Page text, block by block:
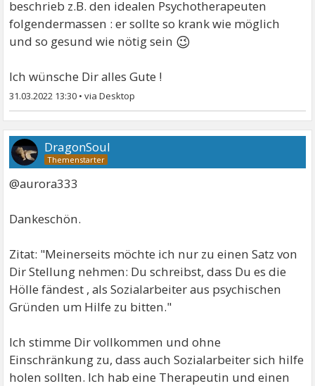
beschrieb z.B. den idealen Psychotherapeuten
folgendermassen : er sollte so krank wie möglich
und so gesund wie nötig sein 😉
Ich wünsche Dir alles Gute !
31.03.2022 13:30 •
DragonSoul
@aurora333
Dankeschön.
Zitat: "Meinerseits möchte ich nur zu einen Satz von
Dir Stellung nehmen: Du schreibst, dass Du es die
Hölle fändest , als Sozialarbeiter aus psychischen
Gründen um Hilfe zu bitten."
Ich stimme Dir vollkommen und ohne
Einschränkung zu, dass auch Sozialarbeiter sich hilfe
holen sollten. Ich hab eine Therapeutin und einen